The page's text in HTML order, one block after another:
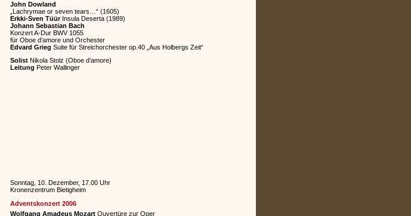
John Dowland
„Lachrymae or seven tears…“ (1605)
Erkki-Sven TüürInsula Deserta (1989)
Johann Sebastian Bach
Konzert A-Dur BWV 1055
für Oboe d’amore und Orchester
Edvard Grieg Suite für Streichorchester op.40 „Aus Holbergs Zeit“
SolistNikola Stolz (Oboe d’amore)
Leitung Peter Wallinger
Sonntag, 10. Dezember, 17.00 Uhr
Kronenzentrum Bietigheim
Adventskonzert 2006
Wolfgang Amadeus MozartOuvertüre zur Oper